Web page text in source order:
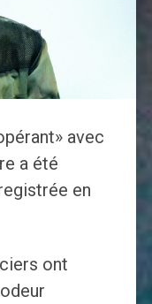
avec
a été
en
ont